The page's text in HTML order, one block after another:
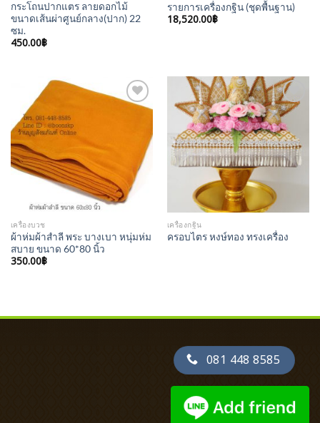
กระโถนปากแตร ลายดอกไม้
ขนาดเส้นผ่าศูนย์กลาง(ปาก) 22
ซม.
450.00฿
รายการเครื่องกฐิน (ชุดพื้นฐาน)
18,520.00฿
เครื่องบวช
ผ้าห่มผ้าสำลี พระ บางเบา หนุ่มห่ม
สบาย ขนาด 60*80 นิ้ว
350.00฿
Add to
Wishlist
เครื่องกฐิน
ครอบไตร หงษ์ทอง ทรงเครื่อง
081 448 8585